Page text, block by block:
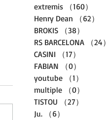
extremis
（160）
Henry Dean
（62）
BROKIS
（38）
RS BARCELONA
（24）
CASINI
（17）
FABIAN
（0）
youtube
（1）
multiple
（0）
TISTOU
（27）
Ju.
（6）